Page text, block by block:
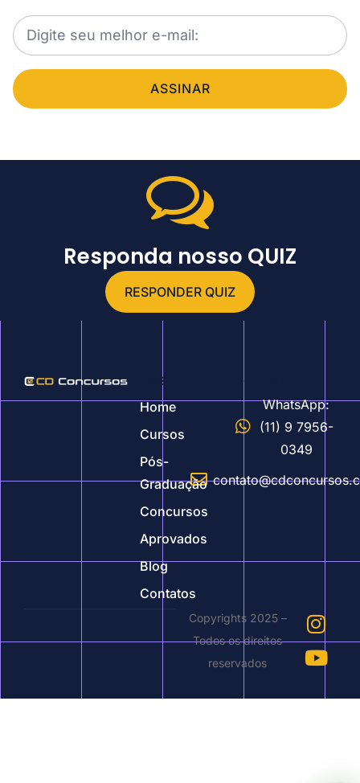
ASSINAR
Responda nosso QUIZ
RESPONDER QUIZ
Nosso site
Home
Cursos
Pós-
Graduação
Concursos
Aprovados
Blog
Contatos
Contatos
WhatsApp:
(11) 9 7956-
0349
Copyrights 2025 –
Todos os direitos
reservados